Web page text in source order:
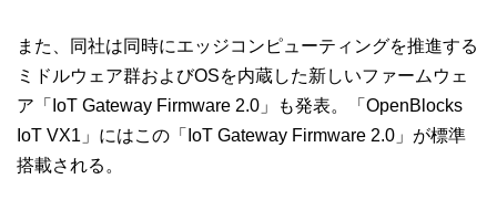
また、同社は同時にエッジコンピューティングを推進する
ミドルウェア群およびOSを内蔵した新しいファームウェ
ア「IoT Gateway Firmware 2.0」も発表。「OpenBlocks
IoT VX1」にはこの「IoT Gateway Firmware 2.0」が標準
搭載される。